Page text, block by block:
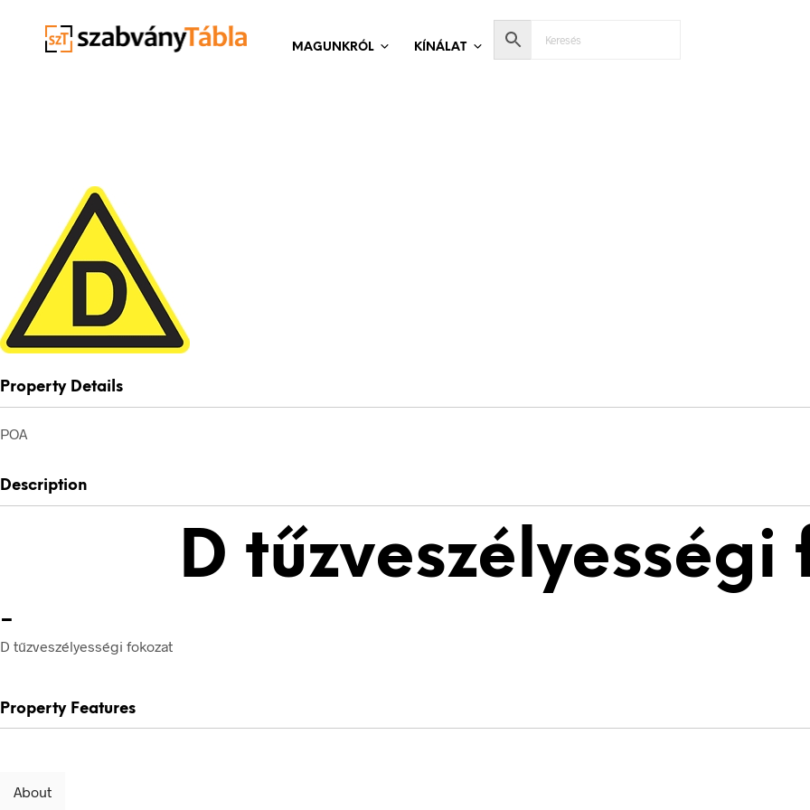
MAGUNKRÓL KÍNÁLAT
Property Details
POA
Description
D tűzveszélyességi
-
D tűzveszélyességi fokozat
Property Features
About